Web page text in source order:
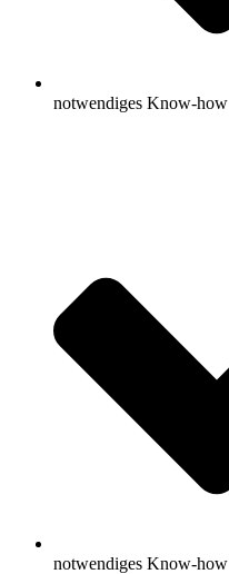
notwendiges Know-how
notwendiges Know-how